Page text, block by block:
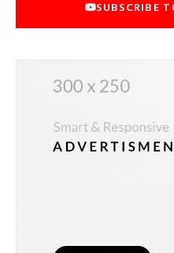
SUBSCRIBE